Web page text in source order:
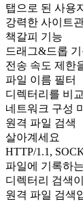
탭으로 된 사용
강력한 사이트
책갈피 기능
드래그&드롭 기
전송 속도 제한
파일 이름 필터
디렉터리를 비
네트워크 구성
원격 파일 검색
살아계세요
HTTP/1.1,
파일에 기록하
디렉터리 검색
원격 파일 검색